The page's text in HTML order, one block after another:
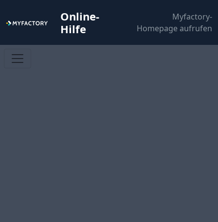
Online-
Hilfe
Myfactory-
Homepage aufrufen